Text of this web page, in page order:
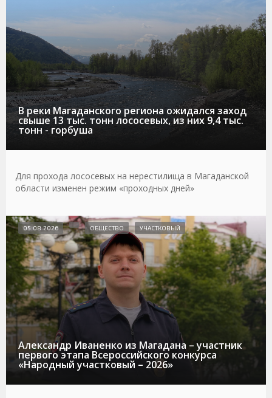
В реки Магаданского региона ожидался заход
свыше 13 тыс. тонн лососевых, из них 9,4 тыс.
тонн - горбуша
Для прохода лососевых на нерестилища в Магаданской
области изменен режим «проходных дней»
Александр Иваненко из Магадана – участник
первого этапа Всероссийского конкурса
«Народный участковый – 2026»
05.08.2026 ОБЩЕСТВО УЧАСТКОВЫЙ